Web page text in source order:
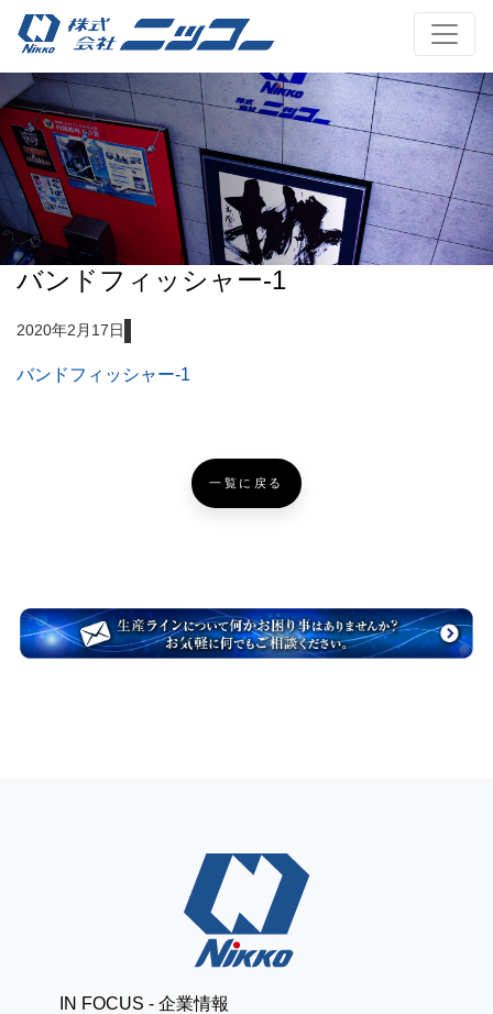
バンドフィッシャー-1
2020年2月17日
バンドフィッシャー-1
一覧に戻る
IN FOCUS - 企業情報